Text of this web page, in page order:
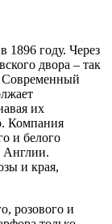
1896 году. Через
двора – так
Современный
их
Компания
и белого
Англии.
и края,
розового и